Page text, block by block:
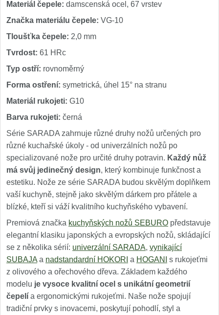
Materiál čepele: damscenská ocel, 67 vrstev
Značka materiálu čepele: VG-10
Tloušťka čepele: 2,0 mm
Tvrdost: 61 HRc
Typ ostří: rovnoměrný
Forma ostření: symetrická, úhel 15° na stranu
Materiál rukojeti: G10
Barva rukojeti: černá
Série SARADA zahrnuje různé druhy nožů určených pro
různé kuchařské úkoly - od univerzálních nožů po
specializované nože pro určité druhy potravin. Každý nůž
má svůj jedinečný design, který kombinuje funkčnost a
estetiku. Nože ze série SARADA budou skvělým doplňkem
vaší kuchyně, stejně jako skvělým dárkem pro přátele a
blízké, kteří si váží kvalitního kuchyňského vybavení.
Premiová značka kuchyňských nožů SEBURO představuje
elegantní klasiku japonských a evropských nožů, skládající
se z několika sérií: univerzální SARADA, vynikající
SUBAJA a nadstandardní HOKORI a HOGANI
s rukojeťmi
z olivového a ořechového dřeva. Základem každého
modelu je vysoce kvalitní ocel s unikátní geometrií
čepelí a ergonomickými rukojeťmi. Naše nože spojují
tradiční prvky s inovacemi, poskytují pohodlí, styl a